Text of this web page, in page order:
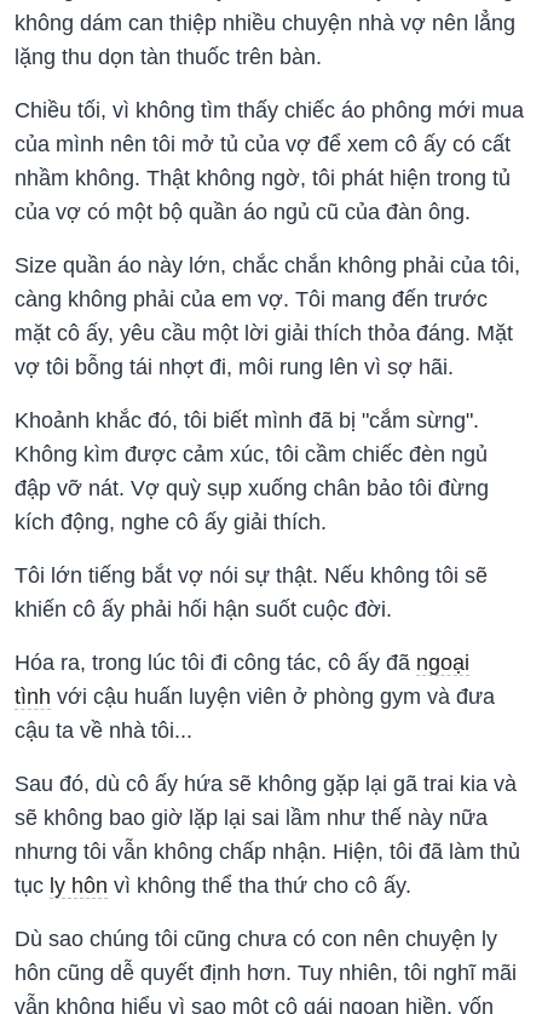
không dám can thiệp nhiều chuyện nhà vợ nên lẳng
lặng thu dọn tàn thuốc trên bàn.
Chiều tối, vì không tìm thấy chiếc áo phông mới mua
của mình nên tôi mở tủ của vợ để xem cô ấy có cất
nhầm không. Thật không ngờ, tôi phát hiện trong tủ
của vợ có một bộ quần áo ngủ cũ của đàn ông.
Size quần áo này lớn, chắc chắn không phải của tôi,
càng không phải của em vợ. Tôi mang đến trước
mặt cô ấy, yêu cầu một lời giải thích thỏa đáng. Mặt
vợ tôi bỗng tái nhợt đi, môi rung lên vì sợ hãi.
Khoảnh khắc đó, tôi biết mình đã bị "cắm sừng".
Không kìm được cảm xúc, tôi cầm chiếc đèn ngủ
đập vỡ nát. Vợ quỳ sụp xuống chân bảo tôi đừng
kích động, nghe cô ấy giải thích.
Tôi lớn tiếng bắt vợ nói sự thật. Nếu không tôi sẽ
khiến cô ấy phải hối hận suốt cuộc đời.
Hóa ra, trong lúc tôi đi công tác, cô ấy đã ngoại
tình với cậu huấn luyện viên ở phòng gym và đưa
cậu ta về nhà tôi...
Sau đó, dù cô ấy hứa sẽ không gặp lại gã trai kia và
sẽ không bao giờ lặp lại sai lầm như thế này nữa
nhưng tôi vẫn không chấp nhận. Hiện, tôi đã làm thủ
tục ly hôn vì không thể tha thứ cho cô ấy.
Dù sao chúng tôi cũng chưa có con nên chuyện ly
hôn cũng dễ quyết định hơn. Tuy nhiên, tôi nghĩ mãi
vẫn không hiểu vì sao một cô gái ngoan hiền, vốn